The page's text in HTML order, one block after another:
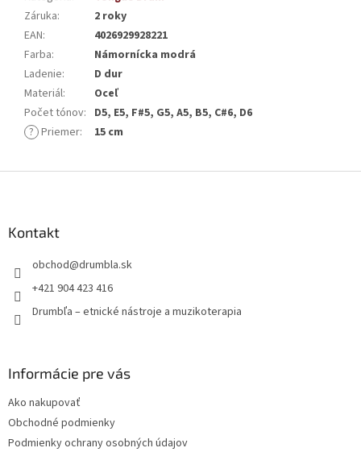
Záruka:
2 roky
EAN:
4026929928221
Farba:
Námornícka modrá
Ladenie:
D dur
Materiál:
Oceľ
Počet tónov: D5, E5, F#5, G5, A5, B5, C#6, D6
? Priemer: 15 cm
Kontakt
obchod@drumbla.sk
+421 904 423 416
Drumbľa – etnické nástroje a muzikoterapia
Informácie pre vás
Ako nakupovať
Obchodné podmienky
Podmienky ochrany osobných údajov